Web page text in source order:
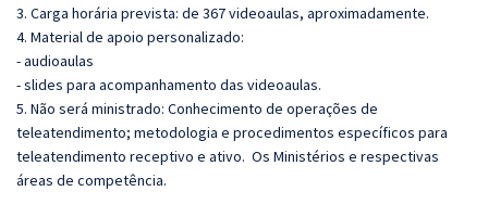
3. Carga horária prevista: de 367 videoaulas, aproximadamente.
4. Material de apoio personalizado:
- audioaulas
- slides para acompanhamento das videoaulas.
5. Não será ministrado: Conhecimento de operações de
teleatendimento; metodologia e procedimentos específicos para
teleatendimento receptivo e ativo. Os Ministérios e respectivas
áreas de competência.